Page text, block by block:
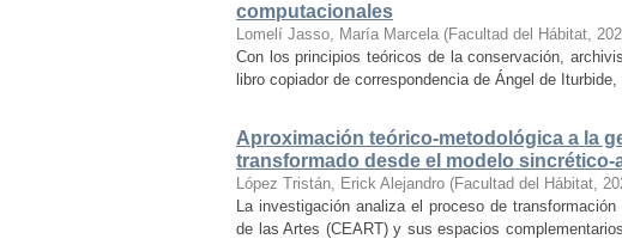
computacionales
Lomelí Jasso, María Marcela (Facultad del Hábitat,
Con los principios teóricos de la conservación,
libro copiador de correspondencia de Ángel de
Aproximación teórico-metodológica a la
transformado desde el modelo sincrético-
López Tristán, Erick Alejandro (Facultad del Hábitat,
La investigación analiza el proceso de
de las Artes (CEART) y sus espacios